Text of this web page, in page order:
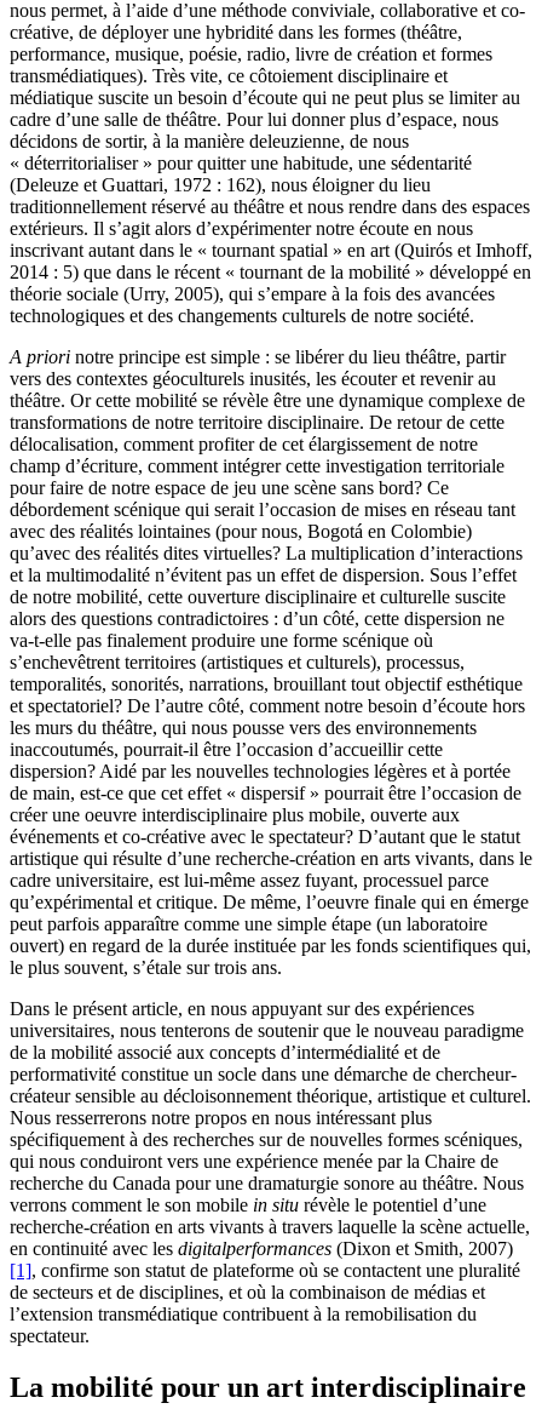
nous permet, à l’aide d’une méthode conviviale, collaborative et co-
créative, de déployer une hybridité dans les formes (théâtre,
performance, musique, poésie, radio, livre de création et formes
transmédiatiques). Très vite, ce côtoiement disciplinaire et
médiatique suscite un besoin d’écoute qui ne peut plus se limiter au
cadre d’une salle de théâtre. Pour lui donner plus d’espace, nous
décidons de sortir, à la manière deleuzienne, de nous
« déterritorialiser » pour quitter une habitude, une sédentarité
(Deleuze et Guattari, 1972 : 162), nous éloigner du lieu
traditionnellement réservé au théâtre et nous rendre dans des espaces
extérieurs. Il s’agit alors d’expérimenter notre écoute en nous
inscrivant autant dans le « tournant spatial » en art (Quirós et Imhoff,
2014 : 5) que dans le récent « tournant de la mobilité » développé en
théorie sociale (Urry, 2005), qui s’empare à la fois des avancées
technologiques et des changements culturels de notre société.
A priori notre principe est simple : se libérer du lieu théâtre, partir
vers des contextes géoculturels inusités, les écouter et revenir au
théâtre. Or cette mobilité se révèle être une dynamique complexe de
transformations de notre territoire disciplinaire. De retour de cette
délocalisation, comment profiter de cet élargissement de notre
champ d’écriture, comment intégrer cette investigation territoriale
pour faire de notre espace de jeu une scène sans bord? Ce
débordement scénique qui serait l’occasion de mises en réseau tant
avec des réalités lointaines (pour nous, Bogotá en Colombie)
qu’avec des réalités dites virtuelles? La multiplication d’interactions
et la multimodalité n’évitent pas un effet de dispersion. Sous l’effet
de notre mobilité, cette ouverture disciplinaire et culturelle suscite
alors des questions contradictoires : d’un côté, cette dispersion ne
va-t-elle pas finalement produire une forme scénique où
s’enchevêtrent territoires (artistiques et culturels), processus,
temporalités, sonorités, narrations, brouillant tout objectif esthétique
et spectatoriel? De l’autre côté, comment notre besoin d’écoute hors
les murs du théâtre, qui nous pousse vers des environnements
inaccoutumés, pourrait-il être l’occasion d’accueillir cette
dispersion? Aidé par les nouvelles technologies légères et à portée
de main, est-ce que cet effet « dispersif » pourrait être l’occasion de
créer une oeuvre interdisciplinaire plus mobile, ouverte aux
événements et co-créative avec le spectateur? D’autant que le statut
artistique qui résulte d’une recherche-création en arts vivants, dans le
cadre universitaire, est lui-même assez fuyant, processuel parce
qu’expérimental et critique. De même, l’oeuvre finale qui en émerge
peut parfois apparaître comme une simple étape (un laboratoire
ouvert) en regard de la durée instituée par les fonds scientifiques qui,
le plus souvent, s’étale sur trois ans.
Dans le présent article, en nous appuyant sur des expériences
universitaires, nous tenterons de soutenir que le nouveau paradigme
de la mobilité associé aux concepts d’intermédialité et de
performativité constitue un socle dans une démarche de chercheur-
créateur sensible au décloisonnement théorique, artistique et culturel.
Nous resserrerons notre propos en nous intéressant plus
spécifiquement à des recherches sur de nouvelles formes scéniques,
qui nous conduiront vers une expérience menée par la Chaire de
recherche du Canada pour une dramaturgie sonore au théâtre. Nous
verrons comment le son mobile in situ révèle le potentiel d’une
recherche-création en arts vivants à travers laquelle la scène actuelle,
en continuité avec les digitalperformances (Dixon et Smith, 2007)
[1], confirme son statut de plateforme où se contactent une pluralité
de secteurs et de disciplines, et où la combinaison de médias et
l’extension transmédiatique contribuent à la remobilisation du
spectateur.
La mobilité pour un art interdisciplinaire